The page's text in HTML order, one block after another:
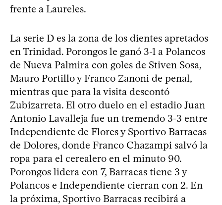
frente a Laureles.
La serie D es la zona de los dientes apretados
en Trinidad. Porongos le ganó 3-1 a Polancos
de Nueva Palmira con goles de Stiven Sosa,
Mauro Portillo y Franco Zanoni de penal,
mientras que para la visita descontó
Zubizarreta. El otro duelo en el estadio Juan
Antonio Lavalleja fue un tremendo 3-3 entre
Independiente de Flores y Sportivo Barracas
de Dolores, donde Franco Chazampi salvó la
ropa para el cerealero en el minuto 90.
Porongos lidera con 7, Barracas tiene 3 y
Polancos e Independiente cierran con 2. En
la próxima, Sportivo Barracas recibirá a